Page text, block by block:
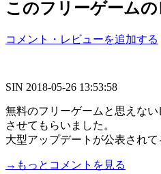
このフリーゲーム
コメント・レビューを追加する
SIN 2018-05-26 13:53:58
無料のフリーゲームと思えな
させてもらいました。
大型アップデートが公表されて
→もっとコメントを見る